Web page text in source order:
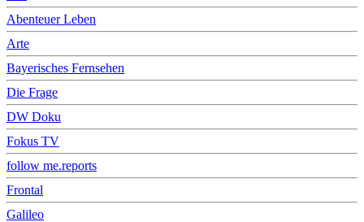
Abenteuer Leben
Arte
Bayerisches Fernsehen
Die Frage
DW Doku
Fokus TV
follow me.reports
Frontal
Galileo